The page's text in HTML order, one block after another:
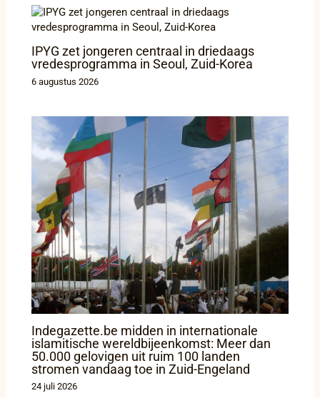
IPYG zet jongeren centraal in driedaags
vredesprogramma in Seoul, Zuid-Korea
6 augustus 2026
Indegazette.be midden in internationale
islamitische wereldbijeenkomst: Meer dan
50.000 gelovigen uit ruim 100 landen
stromen vandaag toe in Zuid-Engeland
24 juli 2026